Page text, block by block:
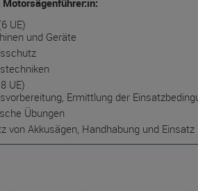
UE)
und Geräte
UE)
Ermittlung der
Übungen
von Akkusägen, Handhabung und Einsatz